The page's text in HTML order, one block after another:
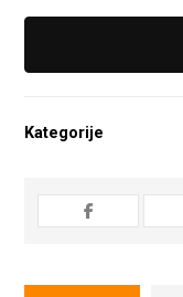
Kategorije